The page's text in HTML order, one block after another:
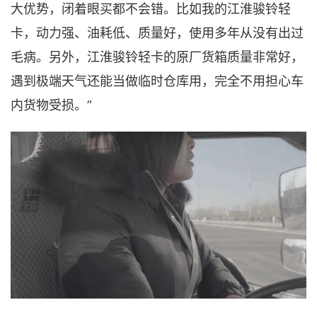
大优势，闭着眼买都不会错。比如我的江淮骏铃轻
卡，动力强、油耗低、质量好，使用多年从没有出过
毛病。另外，江淮骏铃轻卡的原厂货箱质量非常好，
遇到极端天气还能当做临时仓库用，完全不用担心车
内货物受损。”